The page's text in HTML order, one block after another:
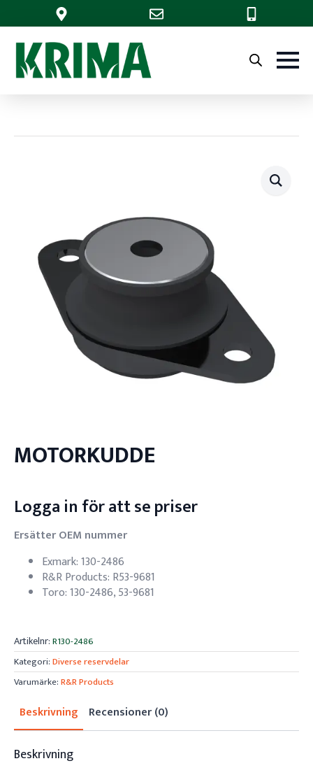
MOTORKUDDE
Logga in för att se priser
Ersätter OEM nummer
Exmark: 130-2486
R&R Products: R53-9681
Toro: 130-2486, 53-9681
Artikelnr:R130-2486
Kategori:Diverse reservdelar
Varumärke:R&R Products
Beskrivning Recensioner (0)
Beskrivning